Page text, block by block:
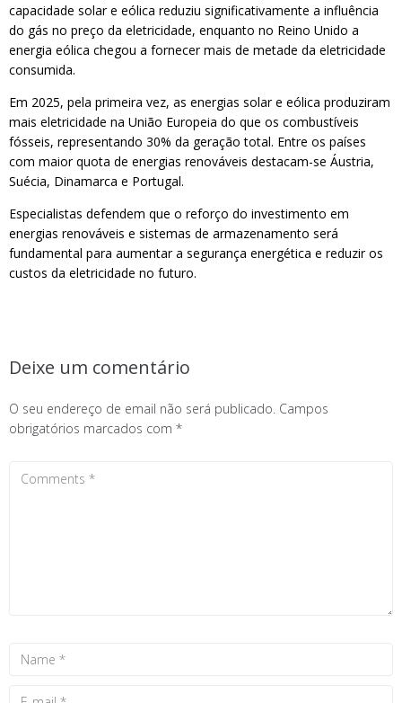
capacidade solar e eólica reduziu significativamente a influência
do gás no preço da eletricidade, enquanto no Reino Unido a
energia eólica chegou a fornecer mais de metade da eletricidade
consumida.
Em 2025, pela primeira vez, as energias solar e eólica produziram
mais eletricidade na União Europeia do que os combustíveis
fósseis, representando 30% da geração total. Entre os países
com maior quota de energias renováveis destacam-se Áustria,
Suécia, Dinamarca e Portugal.
Especialistas defendem que o reforço do investimento em
energias renováveis e sistemas de armazenamento será
fundamental para aumentar a segurança energética e reduzir os
custos da eletricidade no futuro.
Deixe um comentário
O seu endereço de email não será publicado. Campos
obrigatórios marcados com *